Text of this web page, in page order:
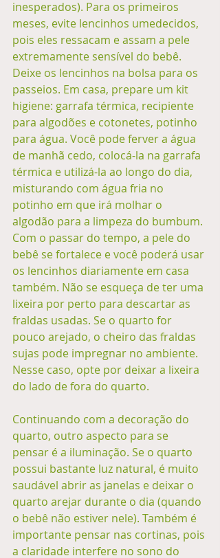
inesperados). Para os primeiros
meses, evite lencinhos umedecidos,
pois eles ressacam e assam a pele
extremamente sensível do bebê.
Deixe os lencinhos na bolsa para os
passeios. Em casa, prepare um kit
higiene: garrafa térmica, recipiente
para algodões e cotonetes, potinho
para água. Você pode ferver a água
de manhã cedo, colocá-la na garrafa
térmica e utilizá-la ao longo do dia,
misturando com água fria no
potinho em que irá molhar o
algodão para a limpeza do bumbum.
Com o passar do tempo, a pele do
bebê se fortalece e você poderá usar
os lencinhos diariamente em casa
também. Não se esqueça de ter uma
lixeira por perto para descartar as
fraldas usadas. Se o quarto for
pouco arejado, o cheiro das fraldas
sujas pode impregnar no ambiente.
Nesse caso, opte por deixar a lixeira
do lado de fora do quarto.
Continuando com a decoração do
quarto, outro aspecto para se
pensar é a iluminação. Se o quarto
possui bastante luz natural, é muito
saudável abrir as janelas e deixar o
quarto arejar durante o dia (quando
o bebê não estiver nele). Também é
importante pensar nas cortinas, pois
a claridade interfere no sono do